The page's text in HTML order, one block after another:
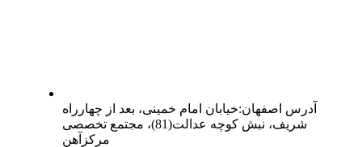
آدرس اصفهان:خیابان امام خمینی، بعد از چهارراه
شریف، نبش کوچه عدالت(81)، مجتمع تخصصی
مرکزآهن